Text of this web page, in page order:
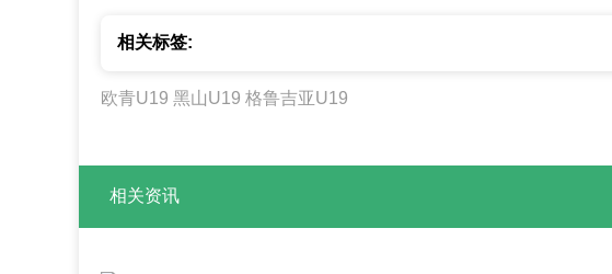
相关标签:
欧青U19 黑山U19 格鲁吉亚U19
相关资讯